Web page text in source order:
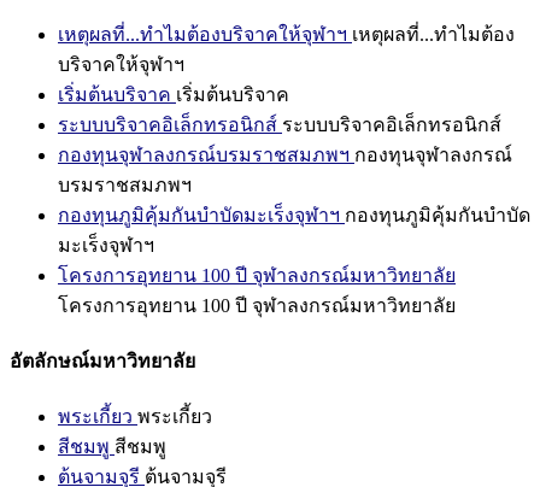
เหตุผลที่...ทำไมต้องบริจาคให้จุฬาฯ เหตุผลที่...ทำไมต้อง
บริจาคให้จุฬาฯ
เริ่มต้นบริจาค เริ่มต้นบริจาค
ระบบบริจาคอิเล็กทรอนิกส์ ระบบบริจาคอิเล็กทรอนิกส์
กองทุนจุฬาลงกรณ์บรมราชสมภพฯ กองทุนจุฬาลงกรณ์
บรมราชสมภพฯ
กองทุนภูมิคุ้มกันบำบัดมะเร็งจุฬาฯ กองทุนภูมิคุ้มกันบำบัด
มะเร็งจุฬาฯ
โครงการอุทยาน 100 ปี จุฬาลงกรณ์มหาวิทยาลัย
โครงการอุทยาน 100 ปี จุฬาลงกรณ์มหาวิทยาลัย
อัตลักษณ์มหาวิทยาลัย
พระเกี้ยว พระเกี้ยว
สีชมพู สีชมพู
ต้นจามจุรี ต้นจามจุรี